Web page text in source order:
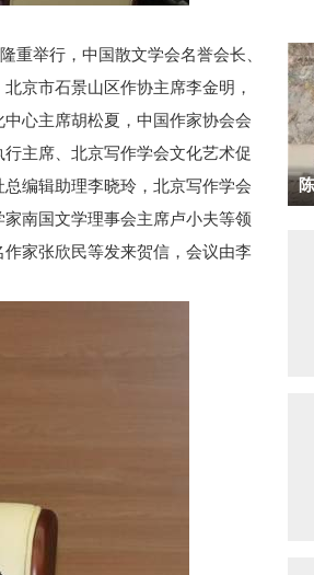
重举行，中国散文学会名誉会长、
京市石景山区作协主席李金明，
心主席胡松夏，中国作家协会会
主席、北京写作学会文化艺术促
编辑助理李晓玲，北京写作学会
南国文学理事会主席卢小夫等领
家张欣民等发来贺信，会议由李